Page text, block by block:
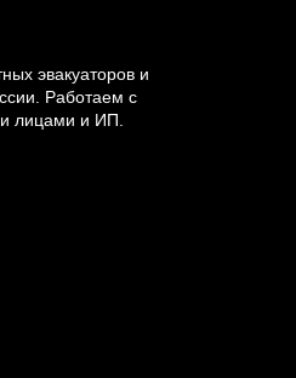
эвакуаторов и
Работаем с
лицами и ИП.